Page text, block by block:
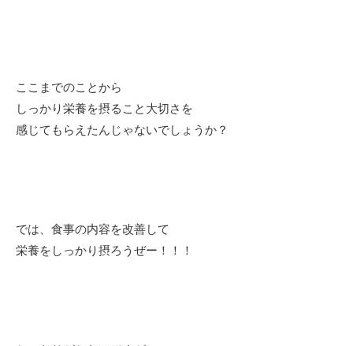
ここまでのことから
しっかり栄養を摂ること大切さを
感じてもらえたんじゃないでしょうか？
では、食事の内容を改善して
栄養をしっかり摂ろうぜー！！！